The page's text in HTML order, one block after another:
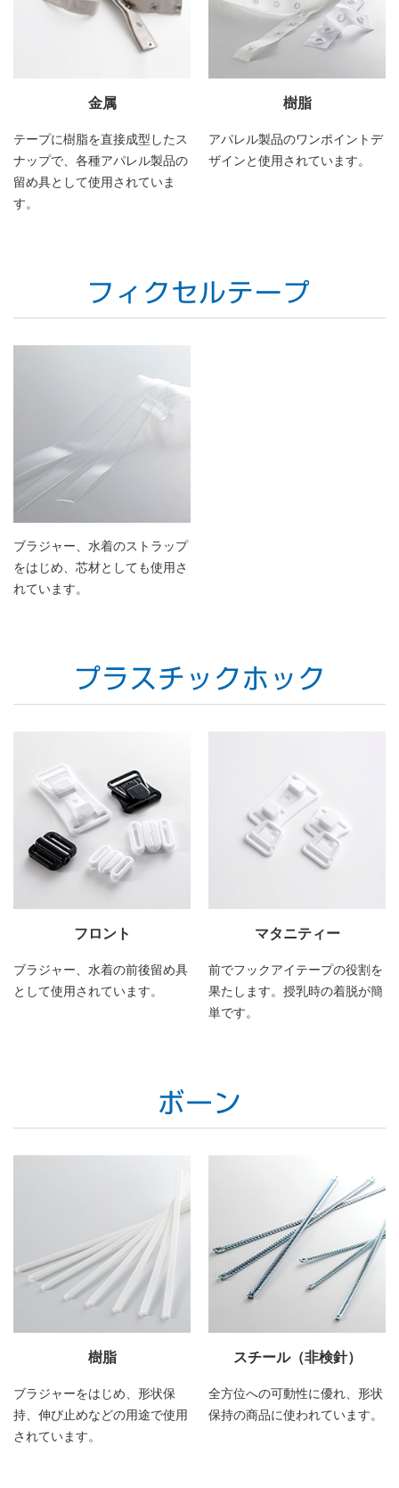
金属
テープに樹脂を直接成型したス
ナップで、各種アパレル製品の
留め具として使用されていま
す。
樹脂
アパレル製品のワンポイントデ
ザインと使用されています。
ブラジャー、水着のストラップ
をはじめ、芯材としても使用さ
れています。
フロント
ブラジャー、水着の前後留め具
として使用されています。
マタニティー
前でフックアイテープの役割を
果たします。授乳時の着脱が簡
単です。
樹脂
ブラジャーをはじめ、形状保
持、伸び止めなどの用途で使用
されています。
スチール（非検針）
全方位への可動性に優れ、形状
保持の商品に使われています。